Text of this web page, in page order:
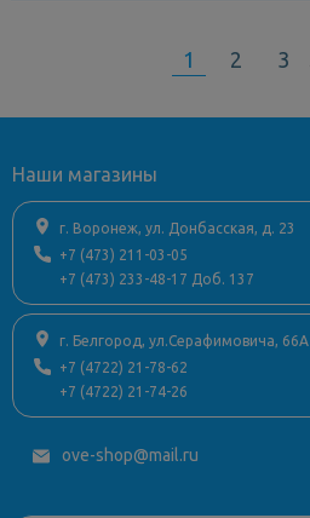
1 2 3
Наши магазины
г. Воронеж, ул. Донбасская, д. 23
+7 (473) 211-03-05
+7 (473) 233-48-17 Доб. 137
г. Белгород, ул.Серафимовича, 66А
+7 (4722) 21-78-62
+7 (4722) 21-74-26
ove-shop@mail.ru